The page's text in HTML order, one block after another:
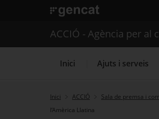
. Obre en una nova finestra.
ACCIÓ - Agència per al
Inici Ajuts i serveis
Inici ACCIÓ Sala de premsa i
l’Amèrica Llatina